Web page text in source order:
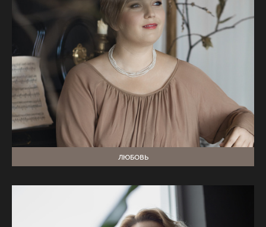
ЛЮБОВЬ